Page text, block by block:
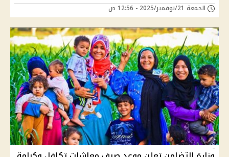
الجمعة 21/نوفمبر/2025 - 12:56 ص